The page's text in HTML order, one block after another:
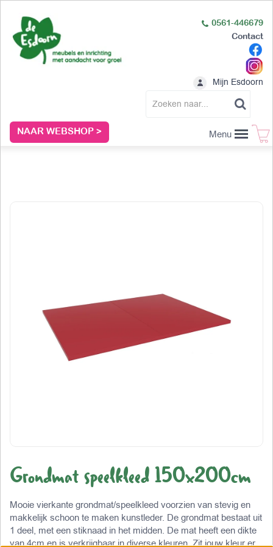
NAAR WEBSHOP >
0561-446679
Contact
Mijn Esdoorn
Menu
Grondmat speelkleed 150x200cm
Mooie vierkante grondmat/speelkleed voorzien van stevig en
makkelijk schoon te maken kunstleder. De grondmat bestaat uit
1 deel, met een stiknaad in het midden. De mat heeft een dikte
van 4cm en is verkrijgbaar in diverse kleuren. Zit jouw kleur er